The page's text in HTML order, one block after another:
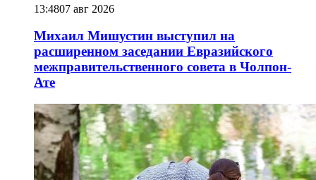
13:4807 авг 2026
Михаил Мишустин выступил на
расширенном заседании Евразийского
межправительственного совета в Чолпон-
Ате